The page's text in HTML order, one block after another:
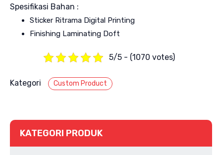
Spesifikasi Bahan :
Sticker Ritrama Digital Printing
Finishing Laminating Doft
5/5 - (1070 votes)
Kategori Custom Product
KATEGORI PRODUK